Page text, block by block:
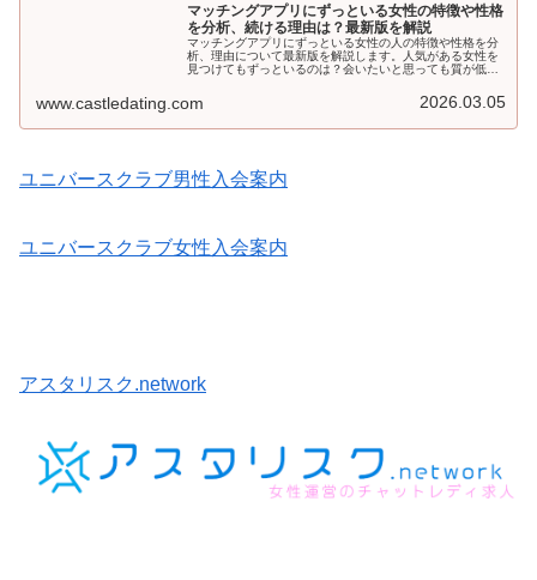
マッチングアプリにずっといる女性の特徴や性格
を分析、続ける理由は？最新版を解説
マッチングアプリにずっといる女性の人の特徴や性格を分
析、理由について最新版を解説します。人気がある女性を
見つけてもずっといるのは？会いたいと思っても質が低い
www.castledating.com 2026.03.05
ユニバースクラブ男性入会案内
ユニバースクラブ女性入会案内
アスタリスク.network